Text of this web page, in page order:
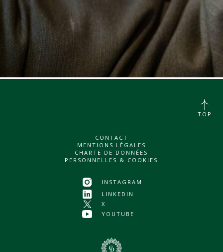
CONTACT
MENTIONS LÉGALES
CHARTE DE DONNÉES
PERSONNELLES & COOKIES
INSTAGRAM
LINKEDIN
X
YOUTUBE
TOP